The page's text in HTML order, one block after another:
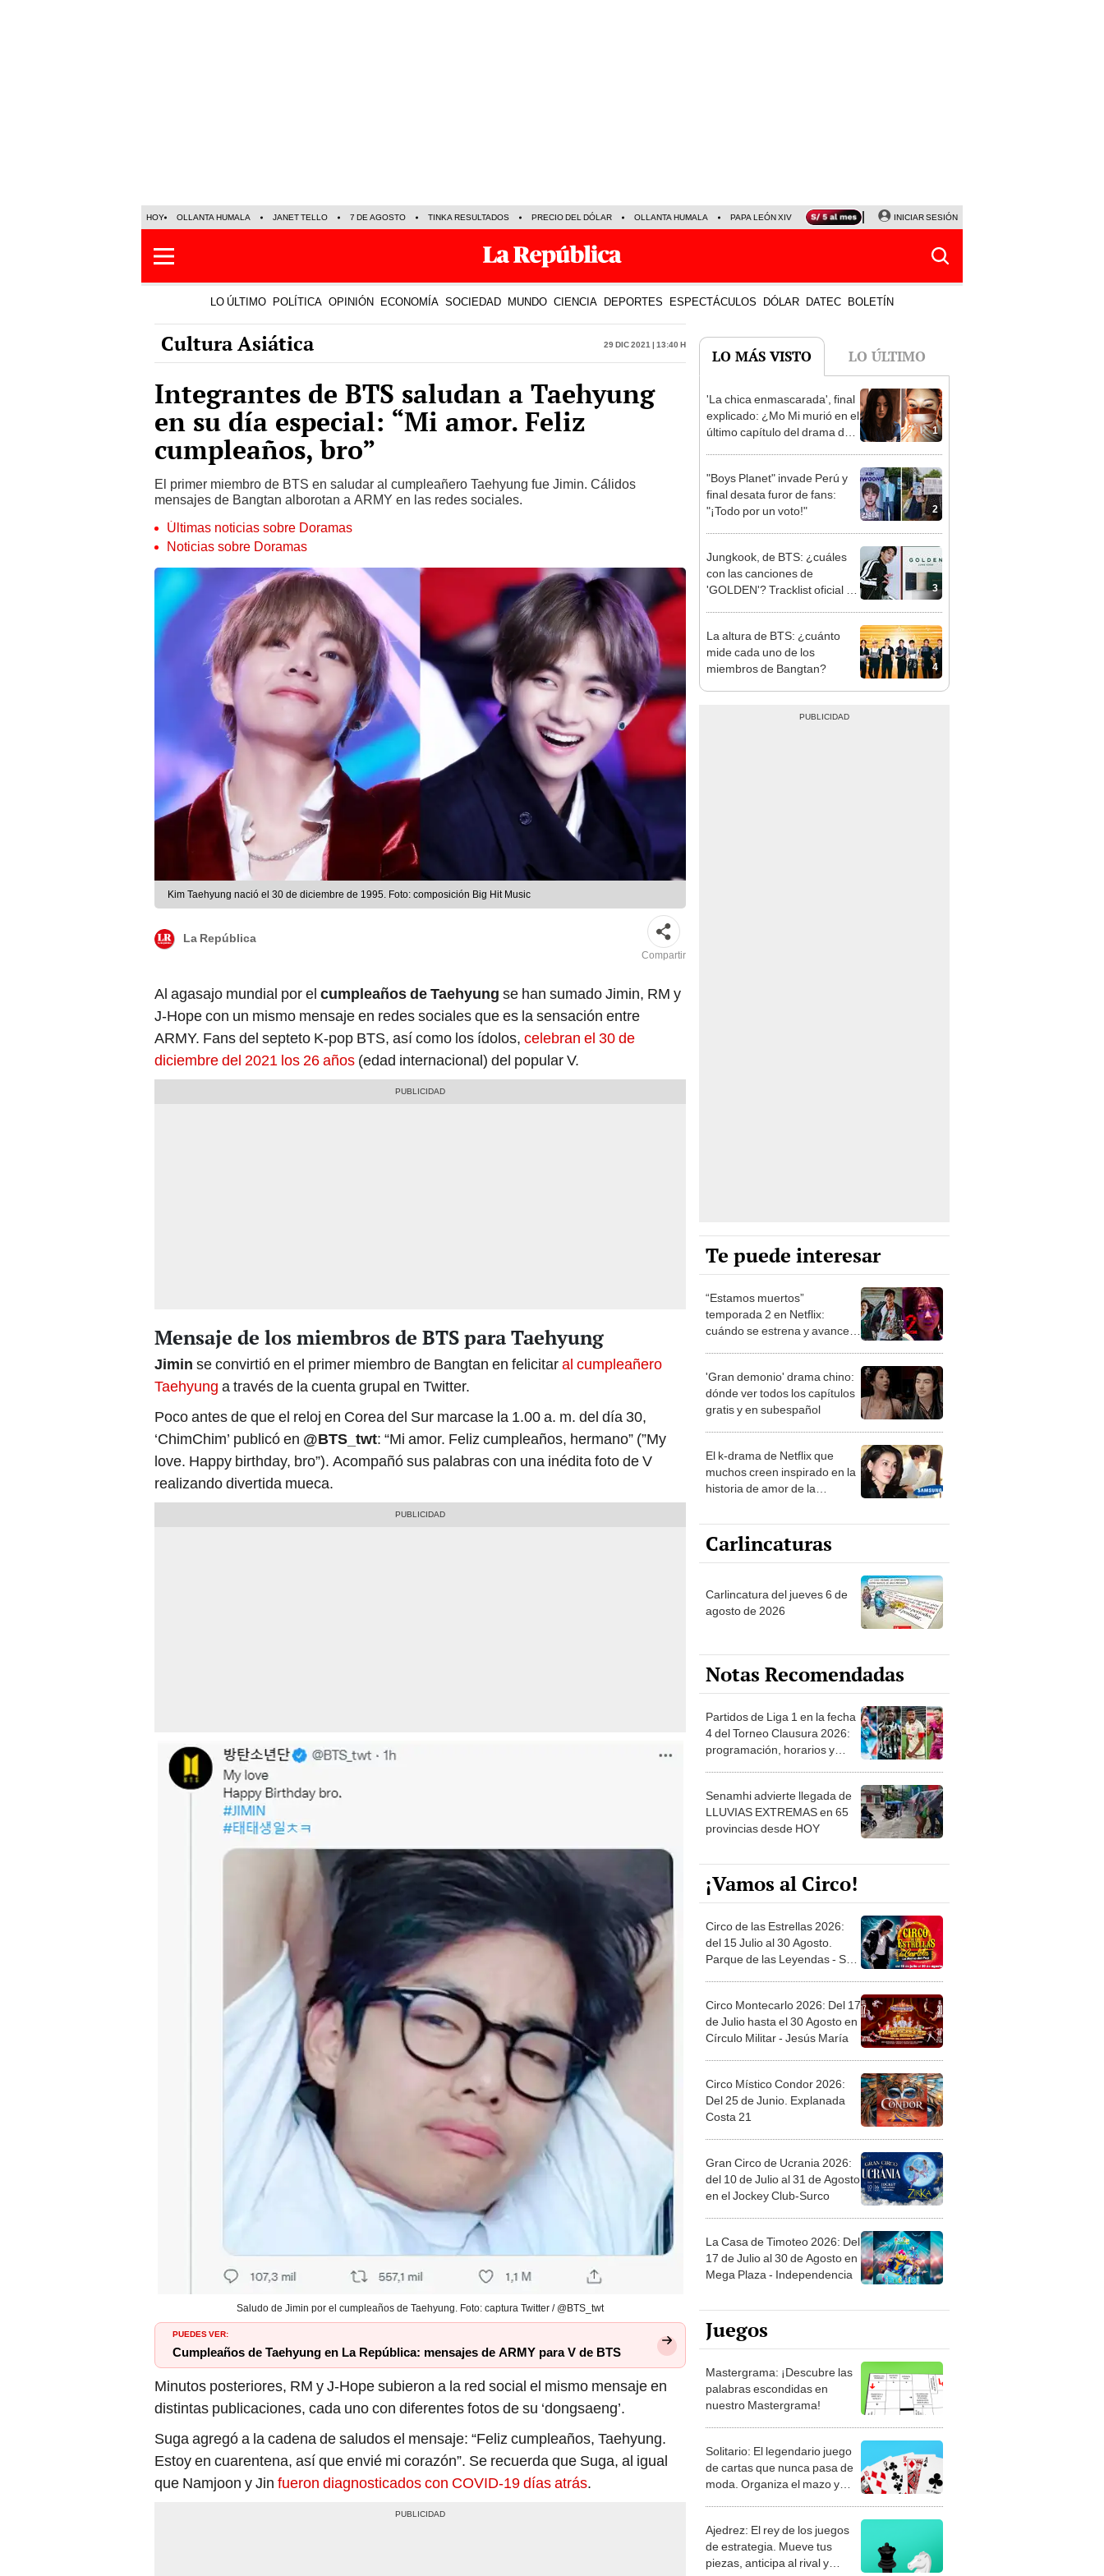
HOY OLLANTA HUMALA JANET TELLO 7 DE AGOSTO TINKA RESULTADOS PRECIO DEL DÓLAR OLLANTA HUMALA PAPA LEÓN XIV NALDY SALDAÑA LA BELLA LUZ
INICIAR SESIÓN
LO ÚLTIMO POLÍTICA OPINIÓN ECONOMÍA SOCIEDAD MUNDO CIENCIA DEPORTES ESPECTÁCULOS DÓLAR DATEC BOLETÍN
Cultura Asiática 29 Dic 2021 | 13:40 h
Integrantes de BTS saludan a Taehyung
en su día especial: “Mi amor. Feliz
cumpleaños, bro”
El primer miembro de BTS en saludar al cumpleañero Taehyung fue Jimin. Cálidos
mensajes de Bangtan alborotan a ARMY en las redes sociales.
Últimas noticias sobre Doramas
Noticias sobre Doramas
Kim Taehyung nació el 30 de diciembre de 1995. Foto: composición Big Hit Music
La República
Compartir
Al agasajo mundial por el cumpleaños de Taehyung se han sumado Jimin, RM y
J-Hope con un mismo mensaje en redes sociales que es la sensación entre
ARMY. Fans del septeto K-pop BTS, así como los ídolos, celebran el 30 de
diciembre del 2021 los 26 años (edad internacional) del popular V.
Mensaje de los miembros de BTS para Taehyung
Jimin se convirtió en el primer miembro de Bangtan en felicitaral cumpleañero
Taehyung a través de la cuenta grupal en Twitter.
Poco antes de que el reloj en Corea del Sur marcase la 1.00 a. m. del día 30,
‘ChimChim’ publicó en @BTS_twt: “Mi amor. Feliz cumpleaños, hermano” (”My
love. Happy birthday, bro”). Acompañó sus palabras con una inédita foto de V
realizando divertida mueca.
Saludo de Jimin por el cumpleaños de Taehyung. Foto: captura Twitter / @BTS_twt
PUEDES VER:
Cumpleaños de Taehyung en La República: mensajes de ARMY para V de BTS
Minutos posteriores, RM y J-Hope subieron a la red social el mismo mensaje en
distintas publicaciones, cada uno con diferentes fotos de su ‘dongsaeng’.
Suga agregó a la cadena de saludos el mensaje: “Feliz cumpleaños, Taehyung.
Estoy en cuarentena, así que envié mi corazón”. Se recuerda que Suga, al igual
que Namjoon y Jin fueron diagnosticados con COVID-19 días atrás.
LO MÁS VISTO LO ÚLTIMO
1
'La chica enmascarada', final
explicado: ¿Mo Mi murió en el
último capítulo del drama de
2
"Boys Planet" invade Perú y
final desata furor de fans:
"¡Todo por un voto!"
3
Jungkook, de BTS: ¿cuáles
con las canciones de
'GOLDEN'? Tracklist oficial de
4
La altura de BTS: ¿cuánto
mide cada uno de los
miembros de Bangtan?
Te puede interesar
“Estamos muertos”
temporada 2 en Netflix:
cuándo se estrena y avances
'Gran demonio' drama chino:
dónde ver todos los capítulos
gratis y en subespañol
El k-drama de Netflix que
muchos creen inspirado en la
historia de amor de la
Carlincaturas
Carlincatura del jueves 6 de
agosto de 2026
Notas Recomendadas
Partidos de Liga 1 en la fecha
4 del Torneo Clausura 2026:
programación, horarios y
Senamhi advierte llegada de
LLUVIAS EXTREMAS en 65
provincias desde HOY
¡Vamos al Circo!
Circo de las Estrellas 2026:
del 15 Julio al 30 Agosto.
Parque de las Leyendas - San
Circo Montecarlo 2026: Del 17
de Julio hasta el 30 Agosto en
Círculo Militar - Jesús María
Circo Místico Condor 2026:
Del 25 de Junio. Explanada
Costa 21
Gran Circo de Ucrania 2026:
del 10 de Julio al 31 de Agosto
en el Jockey Club-Surco
La Casa de Timoteo 2026: Del
17 de Julio al 30 de Agosto en
Mega Plaza - Independencia
Juegos
Mastergrama: ¡Descubre las
palabras escondidas en
nuestro Mastergrama!
Solitario: El legendario juego
de cartas que nunca pasa de
moda. Organiza el mazo y
Ajedrez: El rey de los juegos
de estrategia. Mueve tus
piezas, anticipa al rival y